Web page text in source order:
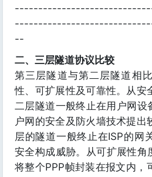
--
二、三层隧道协议比较
第三层隧道与第二层隧道相
性、可扩展性及可靠性。从安
二层隧道一般终止在用户网设
户网的安全及防火墙技术提出
层的隧道一般终止在ISP的网
安全构成威胁。从可扩展性角
将整个PPP帧封装在报文内，